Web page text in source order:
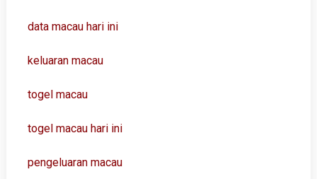
data macau hari ini
keluaran macau
togel macau
togel macau hari ini
pengeluaran macau